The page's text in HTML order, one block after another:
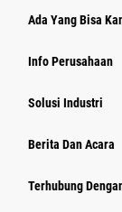
Ada Yang Bisa
Info Perusahaan
Solusi Industri
Berita Dan Acara
Terhubung